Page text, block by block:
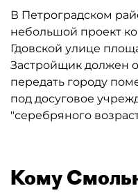
В Петроградском
небольшой проект
Гдовской улице
Застройщик должен
передать городу
под досуговое
"серебряного
Кому